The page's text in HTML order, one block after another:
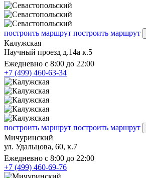
построить маршрут построить маршрут
Калужская
Научный проезд д.14а к.5
Ежедневно с 8:00 до 22:00
+7 (499) 460-63-34
построить маршрут построить маршрут
Мичуринский
ул. Удальцова, 60, к.7
Ежедневно с 8:00 до 22:00
+7 (499) 460-69-76